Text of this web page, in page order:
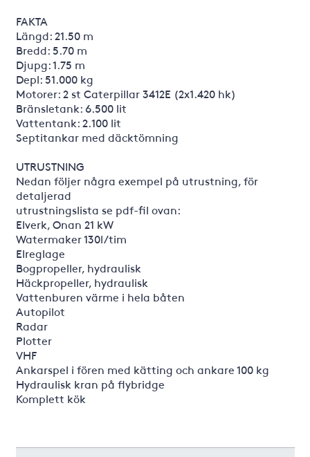
FAKTA
Längd: 21.50 m
Bredd: 5.70 m
Djupg: 1.75 m
Depl: 51.000 kg
Motorer: 2 st Caterpillar 3412E (2x1.420 hk)
Bränsletank: 6.500 lit
Vattentank: 2.100 lit
Septitankar med däcktömning
UTRUSTNING
Nedan följer några exempel på utrustning, för
detaljerad
utrustningslista se pdf-fil ovan:
Elverk, Onan 21 kW
Watermaker 130l/tim
Elreglage
Bogpropeller, hydraulisk
Häckpropeller, hydraulisk
Vattenburen värme i hela båten
Autopilot
Radar
Plotter
VHF
Ankarspel i fören med kätting och ankare 100 kg
Hydraulisk kran på flybridge
Komplett kök